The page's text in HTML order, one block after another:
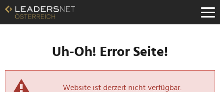
Uh-Oh! Error Seite!
Website ist derzeit nicht verfügbar.